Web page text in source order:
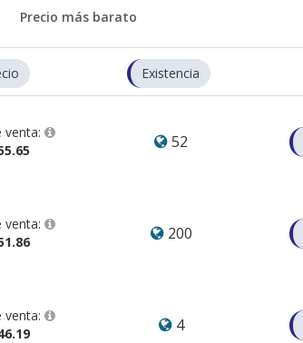
Existencia
venta:
52
venta:
200
venta:
4